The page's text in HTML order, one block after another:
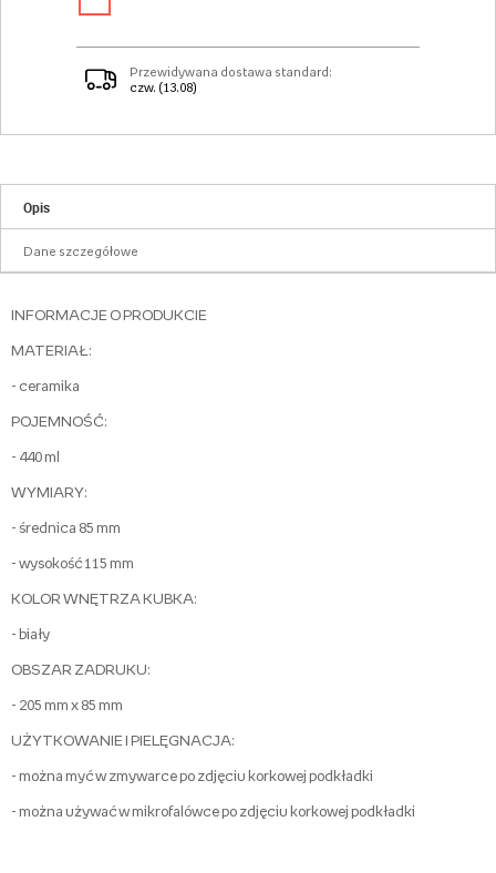
Przewidywana dostawa standard:
czw. (13.08)
Opis
Dane szczegółowe
INFORMACJE O PRODUKCIE
MATERIAŁ:
- ceramika
POJEMNOŚĆ:
- 440 ml
WYMIARY:
- średnica 85 mm
- wysokość 115 mm
KOLOR WNĘTRZA KUBKA:
- biały
OBSZAR ZADRUKU:
- 205 mm x 85 mm
UŻYTKOWANIE I PIELĘGNACJA:
- można myć w zmywarce po zdjęciu korkowej podkładki
- można używać w mikrofalówce po zdjęciu korkowej podkładki